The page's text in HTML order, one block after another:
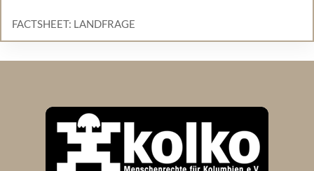
FACTSHEET: LANDFRAGE